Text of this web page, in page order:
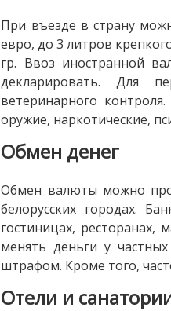
При въезде в страну
евро, до 3 литров
гр. Ввоз иностранной
декларировать. Для
ветеринарного
оружие, наркотические,
Обмен денег
Обмен валюты можно
белорусских городах.
гостиницах, ресторанах,
менять деньги у
штрафом. Кроме того,
Отели и